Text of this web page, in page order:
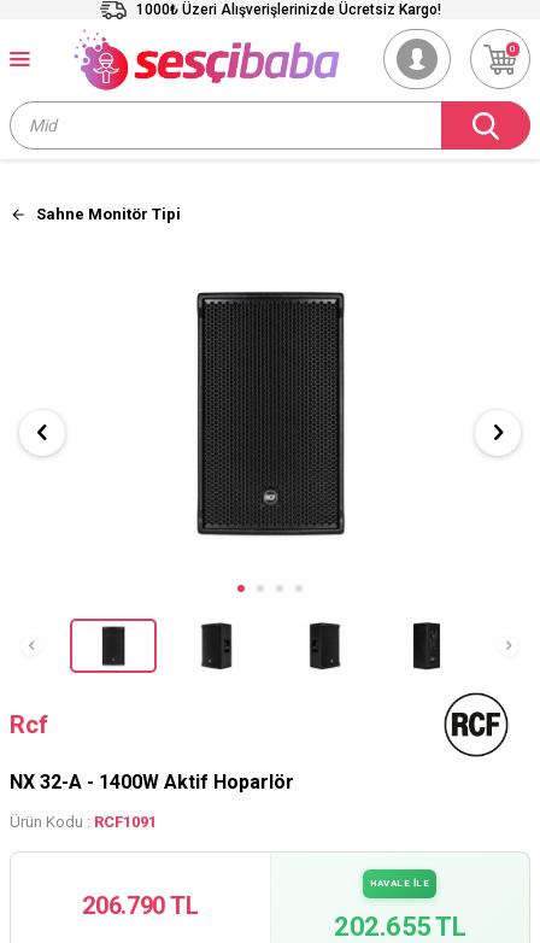
1000₺ Üzeri Alışverişlerinizde Ücretsiz Kargo!
0
Sahne Monitör Tipi
Rcf
NX 32-A - 1400W Aktif Hoparlör
Ürün Kodu : RCF1091
206.790 TL
HAVALE İLE
202.655 TL